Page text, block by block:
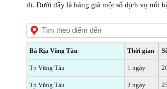
đi. Dưới đây là bảng giá một số dịch vụ nổi
Bà Rịa Vũng Tàu Thời gian
Tp Vũng Tàu 1 ngày
Tp Vũng Tàu 2 ngày